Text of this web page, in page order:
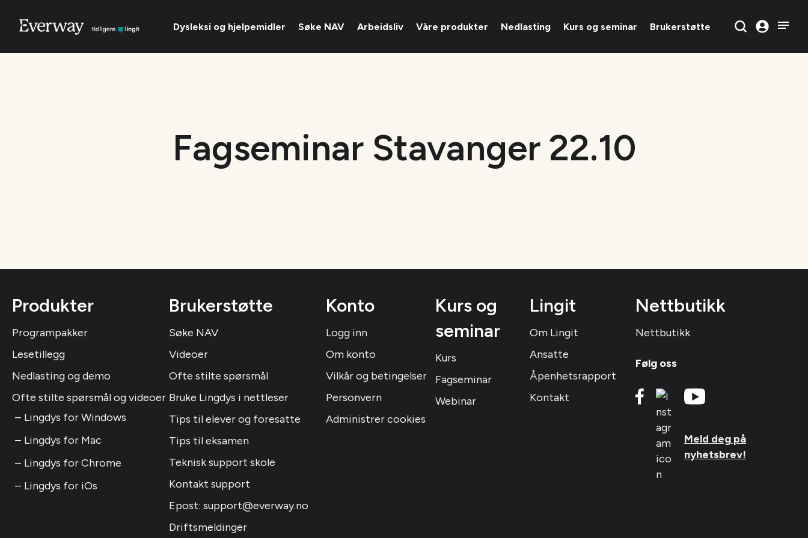
Dysleksi og hjelpemidler Søke NAV Arbeidsliv Våre produkter Nedlasting Kurs og seminar Brukerstøtte
Fagseminar Stavanger 22.10
Produkter
Programpakker
Lesetillegg
Nedlasting og demo
Ofte stilte spørsmål og videoer
Lingdys for Windows
Lingdys for Mac
Lingdys for Chrome
Lingdys for iOs
Brukerstøtte
Søke NAV
Videoer
Ofte stilte spørsmål
Bruke Lingdys i nettleser
Tips til elever og foresatte
Tips til eksamen
Teknisk support skole
Kontakt support
Epost: support@everway.no
Driftsmeldinger
Konto
Logg inn
Om konto
Vilkår og betingelser
Personvern
Administrer cookies
Kurs og
seminar
Kurs
Fagseminar
Webinar
Lingit
Om Lingit
Ansatte
Åpenhetsrapport
Kontakt
Nettbutikk
Nettbutikk
Følg oss
Meld deg på
nyhetsbrev!